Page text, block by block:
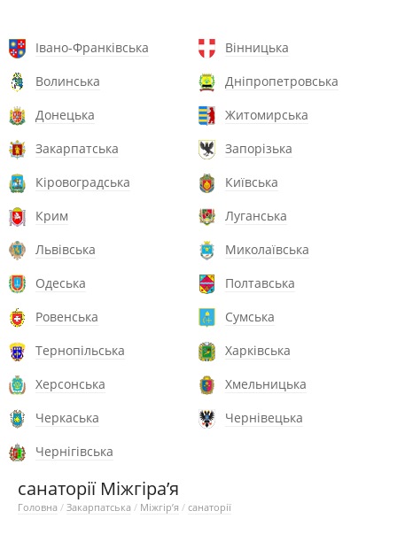
Івано-Франківська
Вінницька
Волинська
Дніпропетровська
Донецька
Житомирська
Закарпатська
Запорізька
Кіровоградська
Київська
Крим
Луганська
Львівська
Миколаївська
Одеська
Полтавська
Ровенська
Сумська
Тернопільська
Харківська
Херсонська
Хмельницька
Черкаська
Чернівецька
Чернігівська
санаторії Міжгіра’я
Головна / Закарпатська / Міжгір’я / санаторії